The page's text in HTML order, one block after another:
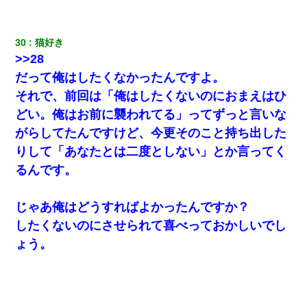
ホテルに泊まったんだけど従業員が最悪だった。折角の旅行で何
故私が怒鳴られなきゃいけなかったのだ
私（23）冗談のつもりで上司（27）に胸を揉ませた結果・・・
３２歳俺「ずっと好きでした！！付き合って下さい！」 ２５歳
彼女「うん！！絶対幸せになろうね！！！！」 → ７年後ｗｗ
ｗｗｗ
30 猫好き
>>28
だって俺はしたくなかったんですよ。
それで、前回は「俺はしたくないのにおまえはひ
どい。俺はお前に襲われてる」ってずっと言いな
がらしてたんですけど、今更そのこと持ち出した
りして「あなたとは二度としない」とか言ってく
るんです。
じゃあ俺はどうすればよかったんですか？
したくないのにさせられて喜べっておかしいでし
ょう。